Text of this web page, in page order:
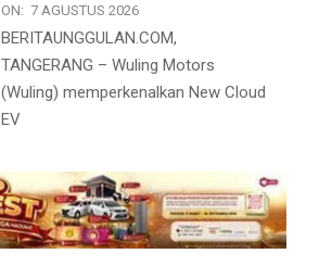
ON: 7 AGUSTUS 2026
BERITAUNGGULAN.COM,
TANGERANG – Wuling Motors
(Wuling) memperkenalkan New Cloud
EV